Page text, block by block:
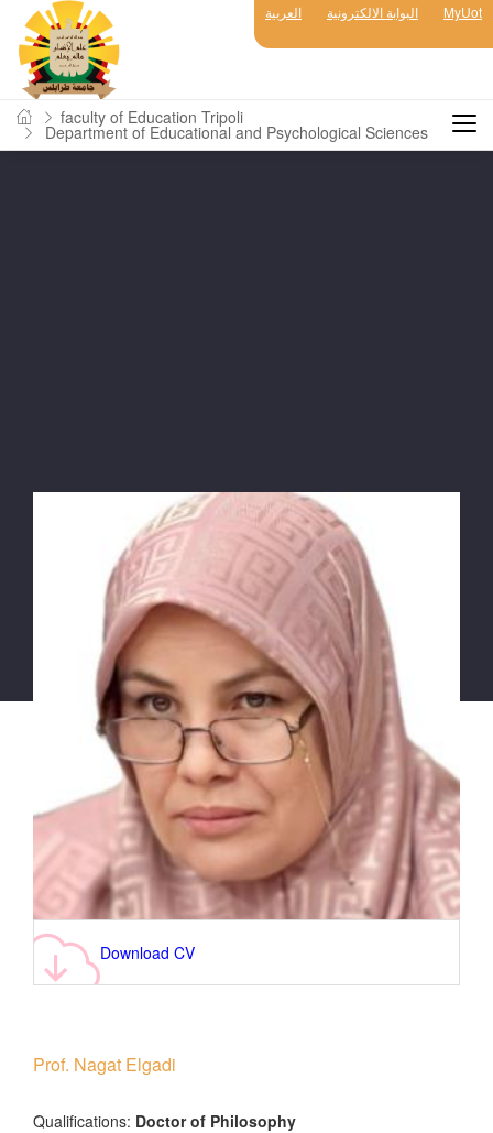
العربية البوابة الالكترونية MyUot
faculty of Education Tripoli
Department of Educational and Psychological Sciences
Download CV
Prof. Nagat Elgadi
َQualifications: Doctor of Philosophy